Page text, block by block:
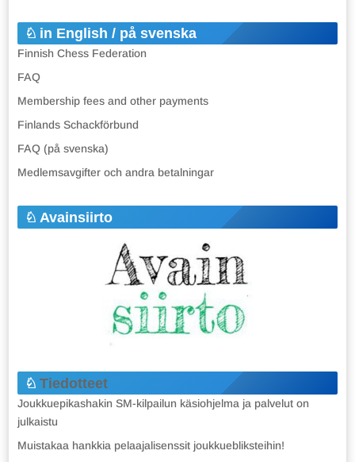
in English / på svenska
Finnish Chess Federation
FAQ
Membership fees and other payments
Finlands Schackförbund
FAQ (på svenska)
Medlemsavgifter och andra betalningar
Avainsiirto
Tiedotteet
Joukkuepikashakin SM-kilpailun käsiohjelma ja palvelut on
julkaistu
Muistakaa hankkia pelaajalisenssit joukkuebliksteihin!